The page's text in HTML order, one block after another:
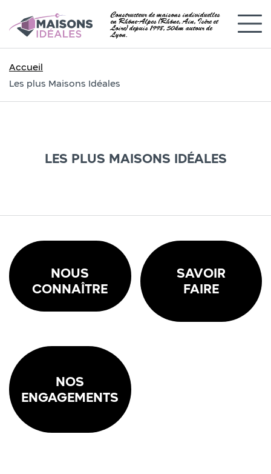
Constructeur de maisons individuelles
en Rhône-Alpes (Rhône, Ain, Isère et
Loire) depuis 1998, 50km autour de
Lyon.
Accueil
Les plus Maisons Idéales
LES PLUS MAISONS IDÉALES
NOUS
CONNAÎTRE
SAVOIR
FAIRE
NOS
ENGAGEMENTS